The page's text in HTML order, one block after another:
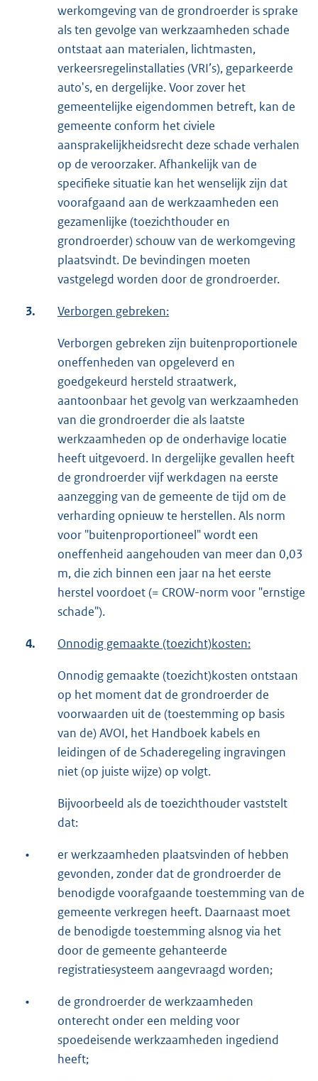
werkomgeving van de grondroerder is sprake
als ten gevolge van werkzaamheden schade
ontstaat aan materialen, lichtmasten,
verkeersregelinstallaties (VRI’s), geparkeerde
auto's, en dergelijke. Voor zover het
gemeentelijke eigendommen betreft, kan de
gemeente conform het civiele
aansprakelijkheidsrecht deze schade verhalen
op de veroorzaker. Afhankelijk van de
specifieke situatie kan het wenselijk zijn dat
voorafgaand aan de werkzaamheden een
gezamenlijke (toezichthouder en
grondroerder) schouw van de werkomgeving
plaatsvindt. De bevindingen moeten
vastgelegd worden door de grondroerder.
3. Verborgen gebreken:
Verborgen gebreken zijn buitenproportionele
oneffenheden van opgeleverd en
goedgekeurd hersteld straatwerk,
aantoonbaar het gevolg van werkzaamheden
van die grondroerder die als laatste
werkzaamheden op de onderhavige locatie
heeft uitgevoerd. In dergelijke gevallen heeft
de grondroerder vijf werkdagen na eerste
aanzegging van de gemeente de tijd om de
verharding opnieuw te herstellen. Als norm
voor "buitenproportioneel" wordt een
oneffenheid aangehouden van meer dan 0,03
m, die zich binnen een jaar na het eerste
herstel voordoet (= CROW-norm voor "ernstige
schade").
4. Onnodig gemaakte (toezicht)kosten:
Onnodig gemaakte (toezicht)kosten ontstaan
op het moment dat de grondroerder de
voorwaarden uit de (toestemming op basis
van de) AVOI, het Handboek kabels en
leidingen of de Schaderegeling ingravingen
niet (op juiste wijze) op volgt.
Bijvoorbeeld als de toezichthouder vaststelt
dat:
•
er werkzaamheden plaatsvinden of hebben
gevonden, zonder dat de grondroerder de
benodigde voorafgaande toestemming van de
gemeente verkregen heeft. Daarnaast moet
de benodigde toestemming alsnog via het
door de gemeente gehanteerde
registratiesysteem aangevraagd worden;
•
de grondroerder de werkzaamheden
onterecht onder een melding voor
spoedeisende werkzaamheden ingediend
heeft;